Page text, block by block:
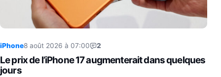
iPhone8 août 2026 à 07:00 2
Le prix de l’iPhone 17 augmenterait dans quelques
jours